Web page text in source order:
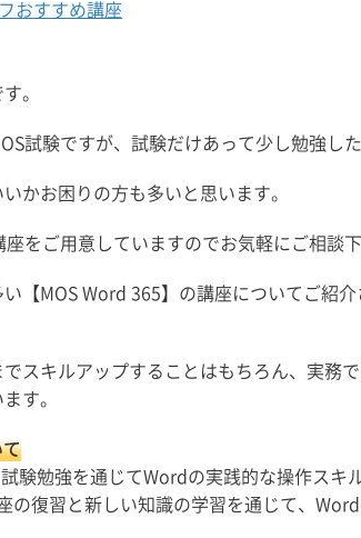
おすすめ講座
。
試験ですが、試験だけあって少し勉強し
かお困りの方も多いと思います。
座をご用意していますのでお気軽にご相談
【MOS Word 365】の講座についてご紹
スキルアップすることはもちろん、実務
す。
験勉強を通じてWordの実践的な操作スキ
の復習と新しい知識の学習を通じて、